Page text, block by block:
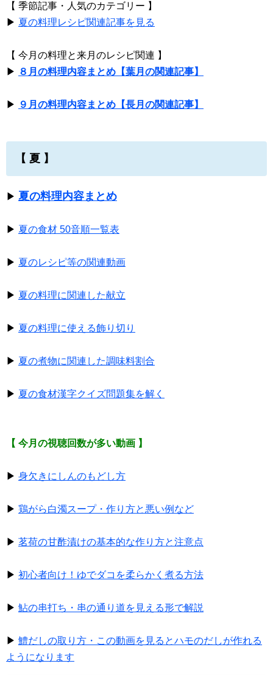
【 季節記事・人気のカテゴリー 】
▶ 夏の料理レシピ関連記事を見る
【 今月の料理と来月のレシピ関連 】
▶ ８月の料理内容まとめ【葉月の関連記事】
▶ ９月の料理内容まとめ【長月の関連記事】
【 夏 】
▶ 夏の料理内容まとめ
▶ 夏の食材 50音順一覧表
▶ 夏のレシピ等の関連動画
▶ 夏の料理に関連した献立
▶ 夏の料理に使える飾り切り
▶ 夏の煮物に関連した調味料割合
▶ 夏の食材漢字クイズ問題集を解く
【 今月の視聴回数が多い動画 】
▶ 身欠きにしんのもどし方
▶ 鶏がら白濁スープ・作り方と悪い例など
▶ 茗荷の甘酢漬けの基本的な作り方と注意点
▶ 初心者向け！ゆでダコを柔らかく煮る方法
▶ 鮎の串打ち・串の通り道を見える形で解説
▶ 鱧だしの取り方・この動画を見るとハモのだしが作れる
ようになります